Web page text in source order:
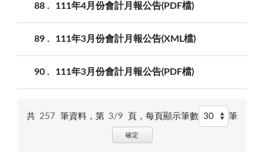
88 111年4月份會計月報公告(PDF檔)
89 111年3月份會計月報公告(XML檔)
90 111年3月份會計月報公告(PDF檔)
共 257 筆資料，第 3/9 頁， 每頁顯示筆數 筆
確定